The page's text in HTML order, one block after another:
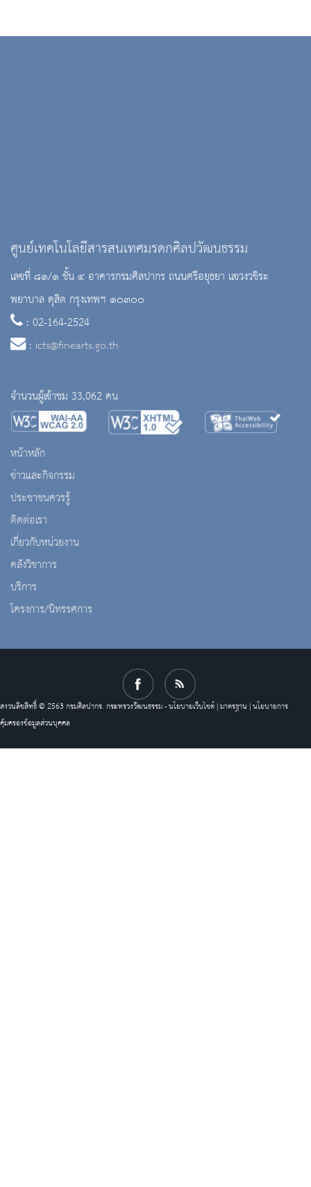
ศูนย์เทคโนโลยีสารสนเทศมรดกศิลปวัฒนธรรม
เลขที่ ๘๑/๑ ชั้น ๔ อาคารกรมศิลปากร ถนนศรีอยุธยา แขวงวชิระ
พยาบาล ดุสิต กรุงเทพฯ ๑๐๓๐๐
: 02-164-2524
: icts@finearts.go.th
จำนวนผู้เข้าชม 33,062 คน
หน้าหลัก
ข่าวและกิจกรรม
ประชาชนควรรู้
ติดต่อเรา
เกี่ยวกับหน่วยงาน
คลังวิชาการ
บริการ
โครงการ/นิทรรศการ
สงวนลิขสิทธิ์ © 2563 กรมศิลปากร. กระทรวงวัฒนธรรม -นโยบายเว็บไซต์|มาตรฐาน |นโยบายการ
คุ้มครองข้อมูลส่วนบุคคล